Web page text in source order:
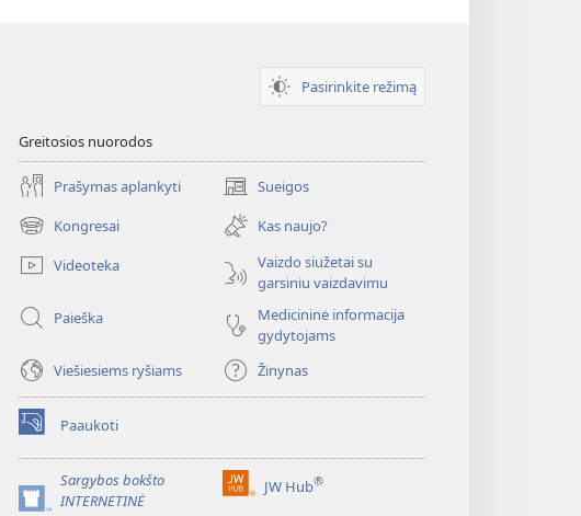
Pasirinkite režimą
Greitosios nuorodos
Prašymas aplankyti Sueigos
(atsiveria
naujas
langas)
Kongresai
(atsiveria
naujas
langas)
Kas naujo?
Videoteka
Vaizdo siužetai su
garsiniu vaizdavimu
Paieška
Medicininė informacija
gydytojams
Viešiesiems ryšiams
Žinynas
Paaukoti
(atsiveria
naujas
langas)Sargybos bokšto
INTERNETINĖ
(atsiveria
JW Hub®
(atsiveria